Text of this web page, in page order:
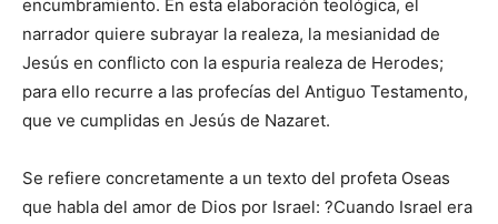
encumbramiento. En esta elaboración teológica, el
narrador quiere subrayar la realeza, la mesianidad de
Jesús en conflicto con la espuria realeza de Herodes;
para ello recurre a las profecías del Antiguo Testamento,
que ve cumplidas en Jesús de Nazaret.
Se refiere concretamente a un texto del profeta Oseas
que habla del amor de Dios por Israel: ?Cuando Israel era